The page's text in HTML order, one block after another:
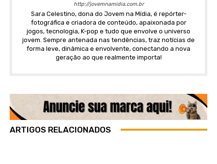
http://jovemnamidia.com.br
Sara Celestino, dona do Jovem na Mídia, é repórter-
fotográfica e criadora de conteúdo, apaixonada por
jogos, tecnologia, K-pop e tudo que envolve o universo
jovem. Sempre antenada nas tendências, traz notícias de
forma leve, dinâmica e envolvente, conectando a nova
geração ao que realmente importa!
ARTIGOS RELACIONADOS